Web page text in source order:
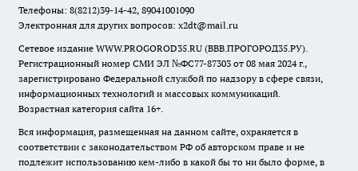
Телефоны: 8(8212)39-14-42, 89041001090
Электронная для других вопросов: x2dt@mail.ru
Сетевое издание WWW.PROGOROD35.RU (ВВВ.ПРОГОРОД35.РУ).
Регистрационный номер СМИ ЭЛ №ФС77-87303 от 08 мая 2024 г.,
зарегистрировано Федеральной службой по надзору в сфере связи,
информационных технологий и массовых коммуникаций.
Возрастная категория сайта 16+.
Вся информация, размещенная на данном сайте, охраняется в
соответствии с законодательством РФ об авторском праве и не
подлежит использованию кем-либо в какой бы то ни было форме, в